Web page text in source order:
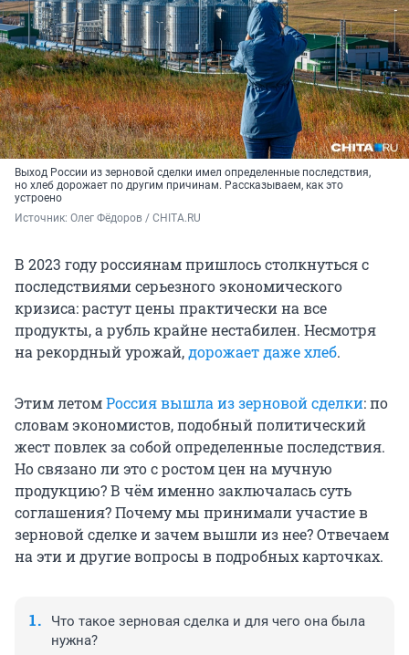
Выход России из зерновой сделки имел определенные последствия,
но хлеб дорожает по другим причинам. Рассказываем, как это
устроено
Источник: Олег Фёдоров / CHITA.RU
В 2023 году россиянам пришлось столкнуться с
последствиями серьезного экономического
кризиса: растут цены практически на все
продукты, а рубль крайне нестабилен. Несмотря
на рекордный урожай,дорожает даже хлеб.
Этим летомРоссия вышла из зерновой сделки: по
словам экономистов, подобный политический
жест повлек за собой определенные последствия.
Но связано ли это с ростом цен на мучную
продукцию? В чём именно заключалась суть
соглашения? Почему мы принимали участие в
зерновой сделке и зачем вышли из нее? Отвечаем
на эти и другие вопросы в подробных карточках.
Что такое зерновая сделка и для чего она была
нужна?